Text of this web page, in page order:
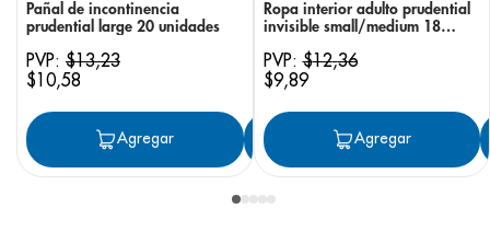
Pañal de incontinencia
prudential large 20 unidades
PVP: $13,23
$10,58
Agregar Agregar
Ropa interior adulto prudential
invisible small/medium 18
PVP:$12,36
$9,89
Agregar